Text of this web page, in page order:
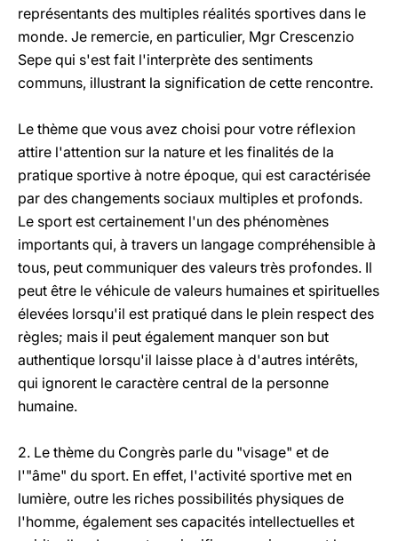
représentants des multiples réalités sportives dans le
monde. Je remercie, en particulier, Mgr Crescenzio
Sepe qui s'est fait l'interprète des sentiments
communs, illustrant la signification de cette rencontre.
Le thème que vous avez choisi pour votre réflexion
attire l'attention sur la nature et les finalités de la
pratique sportive à notre époque, qui est caractérisée
par des changements sociaux multiples et profonds.
Le sport est certainement l'un des phénomènes
importants qui, à travers un langage compréhensible à
tous, peut communiquer des valeurs très profondes. Il
peut être le véhicule de valeurs humaines et spirituelles
élevées lorsqu'il est pratiqué dans le plein respect des
règles; mais il peut également manquer son but
authentique lorsqu'il laisse place à d'autres intérêts,
qui ignorent le caractère central de la personne
humaine.
2. Le thème du Congrès parle du "visage" et de
l'"âme" du sport. En effet, l'activité sportive met en
lumière, outre les riches possibilités physiques de
l'homme, également ses capacités intellectuelles et